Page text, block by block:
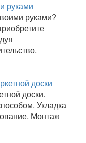
руками
руками?
доски
доски.
Укладка
Монтаж